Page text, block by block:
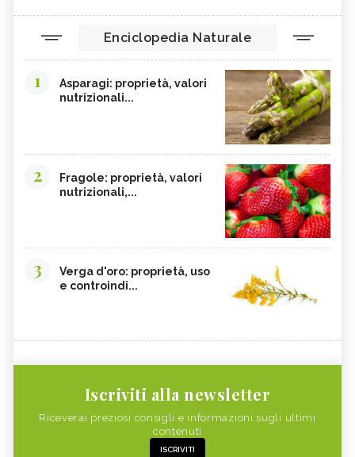
Enciclopedia Naturale
1
Asparagi: proprietà, valori
nutrizionali...
2
Fragole: proprietà, valori
nutrizionali,...
3
Verga d'oro: proprietà, uso
e controindi...
Iscriviti alla newsletter
Riceverai preziosi consigli e informazioni sugli ultimi
contenuti
ISCRIVITI